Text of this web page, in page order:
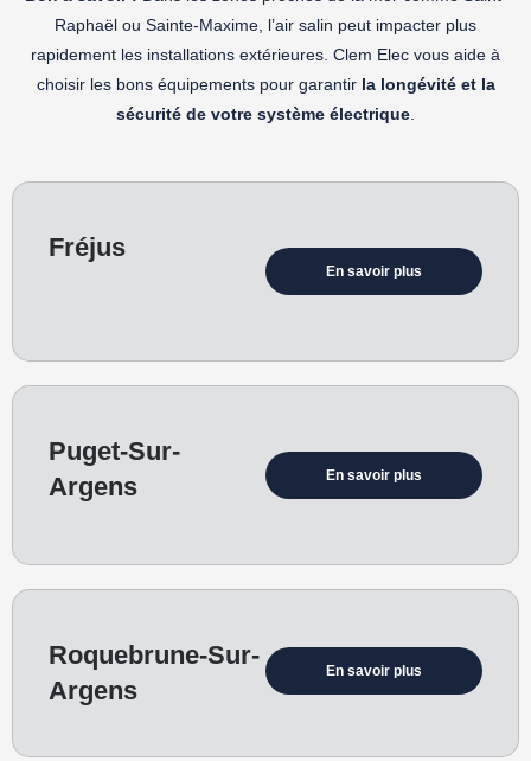
Raphaël ou Sainte-Maxime, l’air salin peut impacter plus
rapidement les installations extérieures. Clem Elec vous aide à
choisir les bons équipements pour garantir la longévité et la
sécurité de votre système électrique
Fréjus
En savoir plus
Puget-Sur-
Argens
En savoir plus
Roquebrune-Sur-
Argens
En savoir plus